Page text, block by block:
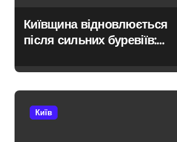
Київщина відновлюється
після сильних буревіїв:
понад 18 тисяч родин
залишились без електрики
Київ